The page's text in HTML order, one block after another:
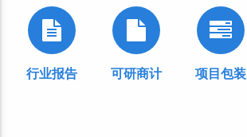
行业报告 可研商计 项目包装